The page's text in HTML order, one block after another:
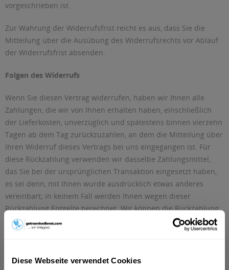
Diese Webseite verwendet Cookies
vorgeschrieben ist.
Zur Wahrung der Widerrufsfrist reicht es aus, dass Sie die
Mitteilung über die Ausübung des Widerrufsrechts vor Ablauf
der Widerrufsfrist absenden.
Folgen des Widerrufs
Wenn Sie diesen Vertrag widerrufen, haben wir Ihnen alle
Zahlungen, die wir von Ihnen erhalten haben, einschließlich
der Lieferkosten, unverzüglich und spätestens binnen vierzehn
Tagen ab dem Tag zurückzuzahlen, an dem die Mitteilung über
Ihren Widerruf dieses Vertrags bei uns eingegangen ist. Für
diese Rückzahlung verwenden wir dasselbe Zahlungsmittel,
das Sie bei der ursprünglichen Transaktion eingesetzt haben,
es sei denn, mit Ihnen wurde ausdrücklich etwas anderes
vereinbart; in keinem Fall werden Ihnen wegen dieser
Rückzahlung Entgelte berechnet. Wir können die Rückzahlung
verweigern, bis wir die Waren wieder zurückerhalten haben
oder bis Sie den Nachweis erbracht haben, dass Sie die Waren
Zeitpunkt ist.